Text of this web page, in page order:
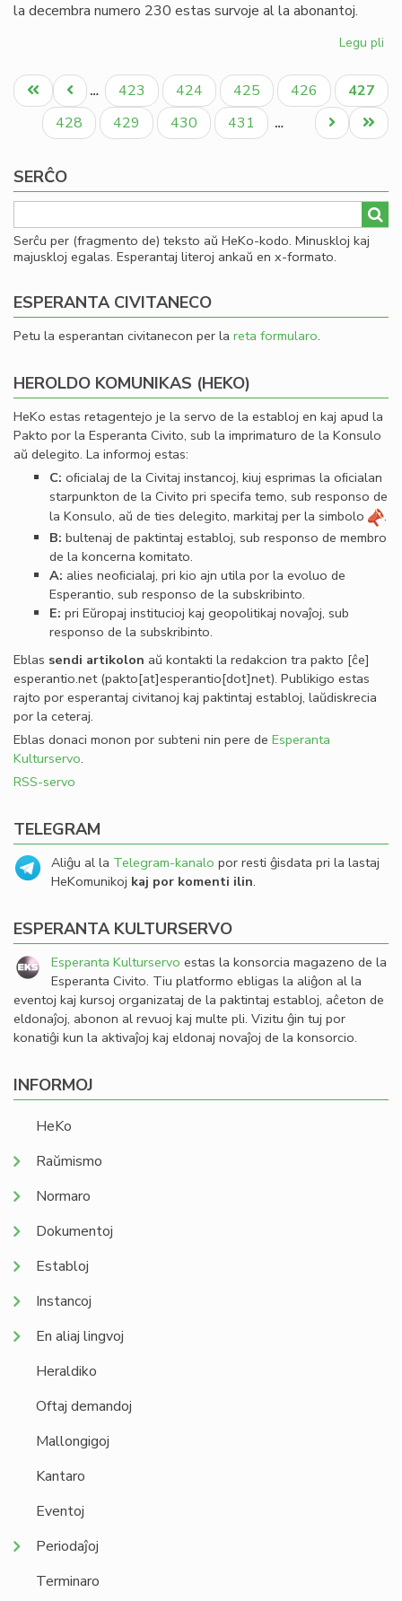
la decembra numero 230 estas survoje al la abonantoj.
Legu pli
-
Pagination
Unua
paĝo
Antaŭa
paĝo
… Paĝo
423 Paĝo
424 Paĝo
425 Paĝo
426
Aktuala
paĝo
427
Paĝo
428 Paĝo
429 Paĝo
430 Paĝo
431 …
Last
page
Next
page
SERĈO
Serĉu per (fragmento de) teksto aŭ HeKo-kodo. Minuskloj kaj
majuskloj egalas. Esperantaj literoj ankaŭ en x-formato.
ESPERANTA CIVITANECO
Petu la esperantan civitanecon per la reta formularo.
HEROLDO KOMUNIKAS (HEKO)
HeKo estas retagentejo je la servo de la establoj en kaj apud la
Pakto por la Esperanta Civito, sub la imprimaturo de la Konsulo
aŭ delegito. La informoj estas:
C: oﬁcialaj de la Civitaj instancoj, kiuj esprimas la oﬁcialan
starpunkton de la Civito pri specifa temo, sub responso de
la Konsulo, aŭ de ties delegito, markitaj per la simbolo
.
B: bultenaj de paktintaj establoj, sub responso de membro
de la koncerna komitato.
A: alies neoﬁcialaj, pri kio ajn utila por la evoluo de
Esperantio, sub responso de la subskribinto.
E: pri Eŭropaj institucioj kaj geopolitikaj novaĵoj, sub
responso de la subskribinto.
Eblas sendi artikolon aŭ kontakti la redakcion tra pakto [ĉe]
esperantio.net(pakto[at]esperantio[dot]net). Publikigo estas
rajto por esperantaj civitanoj kaj paktintaj establoj, laŭdiskrecia
por la ceteraj.
Eblas donaci monon por subteni nin pere de Esperanta
Kulturservo.
RSS-servo
TELEGRAM
Aliĝu al la Telegram-kanalo por resti ĝisdata pri la lastaj
HeKomunikoj kaj por komenti ilin.
ESPERANTA KULTURSERVO
Esperanta Kulturservo estas la konsorcia magazeno de la
Esperanta Civito. Tiu platformo ebligas la aliĝon al la
eventoj kaj kursoj organizataj de la paktintaj establoj, aĉeton de
eldonaĵoj, abonon al revuoj kaj multe pli. Vizitu ĝin tuj por
konatiĝi kun la aktivaĵoj kaj eldonaj novaĵoj de la konsorcio.
INFORMOJ
HeKo
Raŭmismo
Normaro
Dokumentoj
Establoj
Instancoj
En aliaj lingvoj
Heraldiko
Oftaj demandoj
Mallongigoj
Kantaro
Eventoj
Periodaĵoj
Terminaro